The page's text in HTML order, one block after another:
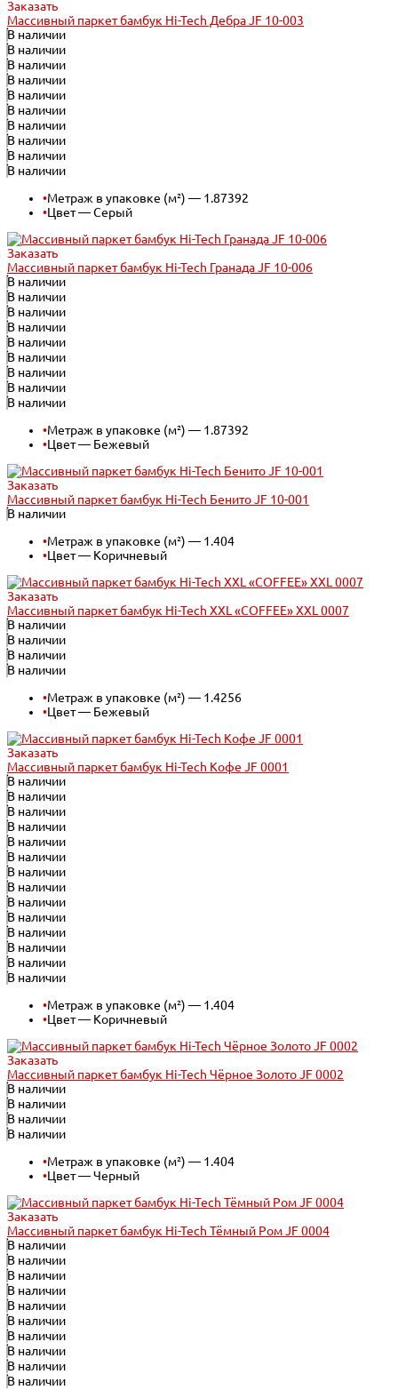
Заказать
Массивный паркет бамбук Hi-Tech Дебра JF 10-003
В наличии
В наличии
В наличии
В наличии
В наличии
В наличии
В наличии
В наличии
В наличии
В наличии
•Метраж в упаковке (м²) — 1.87392
•Цвет — Серый
Заказать
Массивный паркет бамбук Hi-Tech Гранада JF 10-006
В наличии
В наличии
В наличии
В наличии
В наличии
В наличии
В наличии
В наличии
В наличии
•Метраж в упаковке (м²) — 1.87392
•Цвет — Бежевый
Заказать
Массивный паркет бамбук Hi-Tech Бенито JF 10-001
В наличии
•Метраж в упаковке (м²) — 1.404
•Цвет — Коричневый
Заказать
Массивный паркет бамбук Hi-Tech XXL «COFFEE» XXL 0007
В наличии
В наличии
В наличии
В наличии
•Метраж в упаковке (м²) — 1.4256
•Цвет — Бежевый
Заказать
Массивный паркет бамбук Hi-Tech Кофе JF 0001
В наличии
В наличии
В наличии
В наличии
В наличии
В наличии
В наличии
В наличии
В наличии
В наличии
В наличии
В наличии
В наличии
В наличии
•Метраж в упаковке (м²) — 1.404
•Цвет — Коричневый
Заказать
Массивный паркет бамбук Hi-Tech Чёрное Золото JF 0002
В наличии
В наличии
В наличии
В наличии
•Метраж в упаковке (м²) — 1.404
•Цвет — Черный
Заказать
Массивный паркет бамбук Hi-Tech Тёмный Ром JF 0004
В наличии
В наличии
В наличии
В наличии
В наличии
В наличии
В наличии
В наличии
В наличии
В наличии